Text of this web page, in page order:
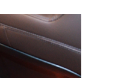
в целях